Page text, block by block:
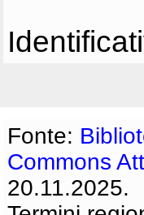
Fonte:
Commons
20.11.2025.